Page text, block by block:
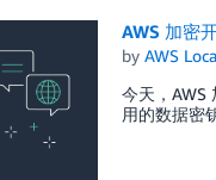
AWS 加密
by AWS
今天，AWS
用的数据密